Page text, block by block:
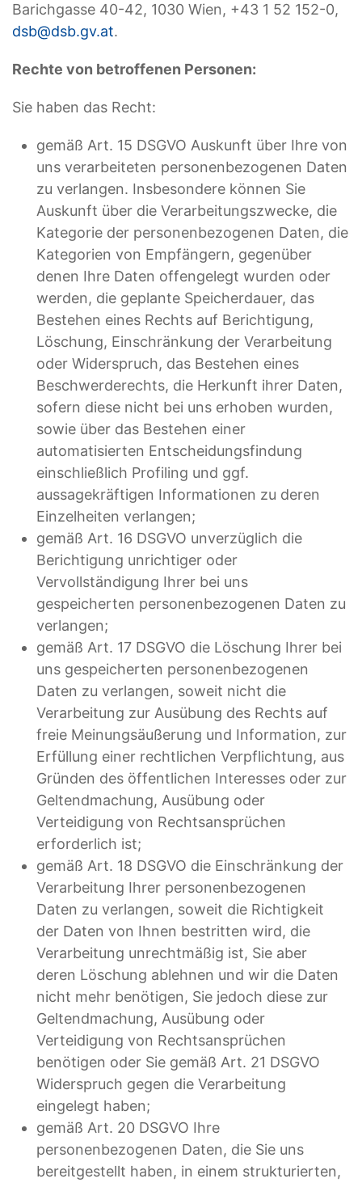
Barichgasse 40-42, 1030 Wien, +43 1 52 152-0,
dsb@dsb.gv.at.
Rechte von betroffenen Personen:
Sie haben das Recht:
gemäß Art. 15 DSGVO Auskunft über Ihre von
uns verarbeiteten personenbezogenen Daten
zu verlangen. Insbesondere können Sie
Auskunft über die Verarbeitungszwecke, die
Kategorie der personenbezogenen Daten, die
Kategorien von Empfängern, gegenüber
denen Ihre Daten offengelegt wurden oder
werden, die geplante Speicherdauer, das
Bestehen eines Rechts auf Berichtigung,
Löschung, Einschränkung der Verarbeitung
oder Widerspruch, das Bestehen eines
Beschwerderechts, die Herkunft ihrer Daten,
sofern diese nicht bei uns erhoben wurden,
sowie über das Bestehen einer
automatisierten Entscheidungsfindung
einschließlich Profiling und ggf.
aussagekräftigen Informationen zu deren
Einzelheiten verlangen;
gemäß Art. 16 DSGVO unverzüglich die
Berichtigung unrichtiger oder
Vervollständigung Ihrer bei uns
gespeicherten personenbezogenen Daten zu
verlangen;
gemäß Art. 17 DSGVO die Löschung Ihrer bei
uns gespeicherten personenbezogenen
Daten zu verlangen, soweit nicht die
Verarbeitung zur Ausübung des Rechts auf
freie Meinungsäußerung und Information, zur
Erfüllung einer rechtlichen Verpflichtung, aus
Gründen des öffentlichen Interesses oder zur
Geltendmachung, Ausübung oder
Verteidigung von Rechtsansprüchen
erforderlich ist;
gemäß Art. 18 DSGVO die Einschränkung der
Verarbeitung Ihrer personenbezogenen
Daten zu verlangen, soweit die Richtigkeit
der Daten von Ihnen bestritten wird, die
Verarbeitung unrechtmäßig ist, Sie aber
deren Löschung ablehnen und wir die Daten
nicht mehr benötigen, Sie jedoch diese zur
Geltendmachung, Ausübung oder
Verteidigung von Rechtsansprüchen
benötigen oder Sie gemäß Art. 21 DSGVO
Widerspruch gegen die Verarbeitung
eingelegt haben;
gemäß Art. 20 DSGVO Ihre
personenbezogenen Daten, die Sie uns
bereitgestellt haben, in einem strukturierten,